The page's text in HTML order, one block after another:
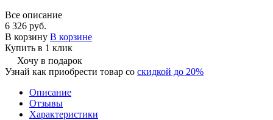
Все описание
6 326 руб.
В корзину В корзине
Купить в 1 клик
Хочу в подарок
Узнай как приобрести товар со скидкой до 20%
Описание
Отзывы
Характеристики